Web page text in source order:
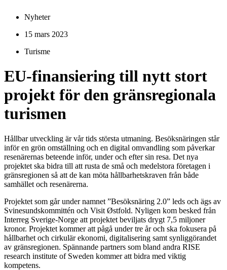
Nyheter
15 mars 2023
Turisme
EU-finansiering till nytt stort
projekt för den gränsregionala
turismen
Hållbar utveckling är vår tids största utmaning. Besöksnäringen står
inför en grön omställning och en digital omvandling som påverkar
resenärernas beteende inför, under och efter sin resa. Det nya
projektet ska bidra till att rusta de små och medelstora företagen i
gränsregionen så att de kan möta hållbarhetskraven från både
samhället och resenärerna.
Projektet som går under namnet ”Besöksnäring 2.0” leds och ägs av
Svinesundskommittén och Visit Østfold. Nyligen kom besked från
Interreg Sverige-Norge att projektet beviljats drygt 7,5 miljoner
kronor. Projektet kommer att pågå under tre år och ska fokusera på
hållbarhet och cirkulär ekonomi, digitalisering samt synliggörandet
av gränsregionen. Spännande partners som bland andra RISE
research institute of Sweden kommer att bidra med viktig
kompetens.